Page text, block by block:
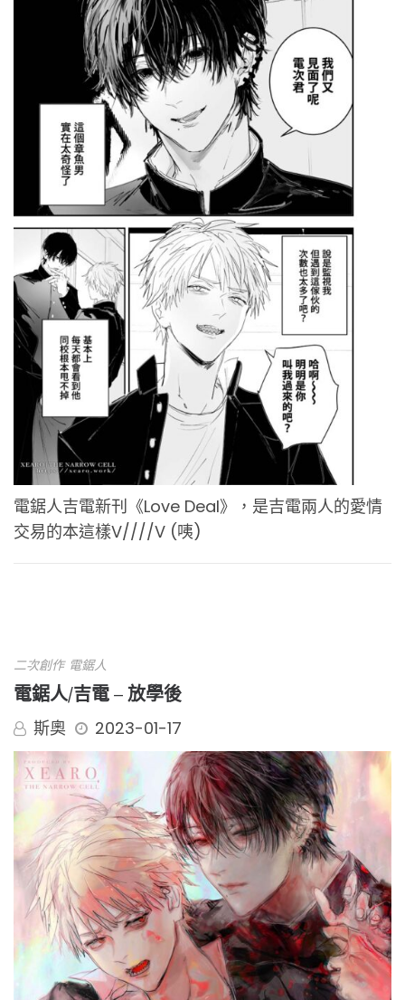
電鋸人吉電新刊《Love Deal》，是吉電兩人的愛情
交易的本這樣V////V (咦)
二次創作 電鋸人
電鋸人/吉電 – 放學後
斯奧 2023-01-17